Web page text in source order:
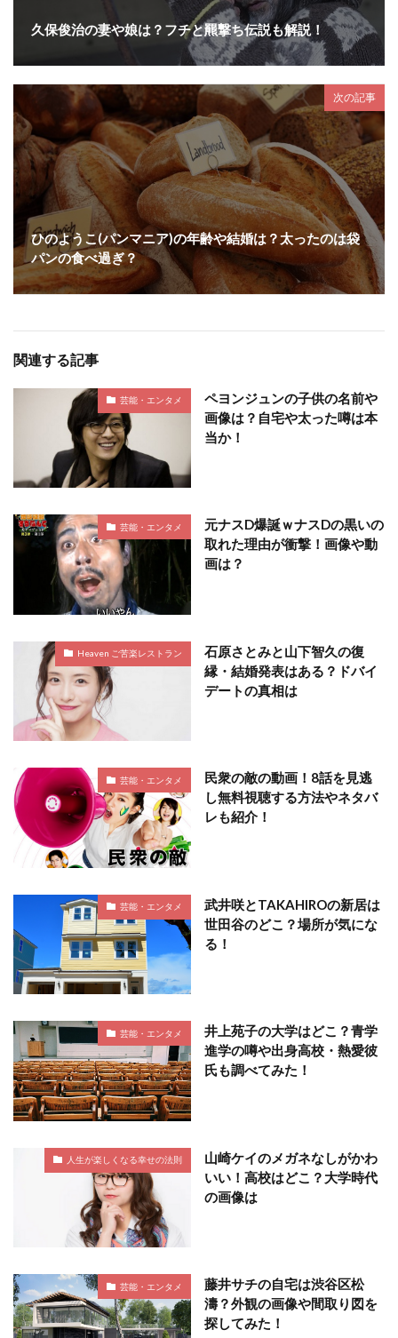
久保俊治の妻や娘は？フチと羆撃ち伝説も解説！
次の記事
ひのようこ(パンマニア)の年齢や結婚は？太ったのは袋
パンの食べ過ぎ？
関連する記事
芸能・エンタメ
ペヨンジュンの子供の名前や
画像は？自宅や太った噂は本
当か！
芸能・エンタメ
元ナスD爆誕ｗナスDの黒いの
取れた理由が衝撃！画像や動
画は？
Heaven ご苦楽レストラン
石原さとみと山下智久の復
縁・結婚発表はある？ドバイ
デートの真相は
芸能・エンタメ
民衆の敵の動画！8話を見逃
し無料視聴する方法やネタバ
レも紹介！
芸能・エンタメ
武井咲とTAKAHIROの新居は
世田谷のどこ？場所が気にな
る！
芸能・エンタメ
井上苑子の大学はどこ？青学
進学の噂や出身高校・熱愛彼
氏も調べてみた！
人生が楽しくなる幸せの法則
山崎ケイのメガネなしがかわ
いい！高校はどこ？大学時代
の画像は
芸能・エンタメ
藤井サチの自宅は渋谷区松
濤？外観の画像や間取り図を
探してみた！